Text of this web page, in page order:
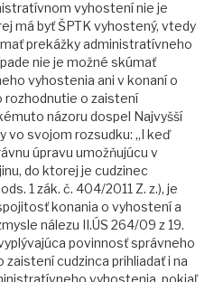
vyhostení nie je
má byť ŠPTK vyhostený, vtedy
prekážky administratívneho
nie je možné skúmať
vyhostenia ani v konaní o
o zaistení
názoru dospel Najvyšší
vo svojom rozsudku: „I keď
úpravu umožňujúcu v
do ktorej je cudzinec
1 zák. č. 404/2011 Z. z.), je
konania o vyhostení a
nálezu II.ÚS 264/09 z 19.
povinnosť správneho
cudzinca prihliadať i na
vyhostenia, pokiaľ